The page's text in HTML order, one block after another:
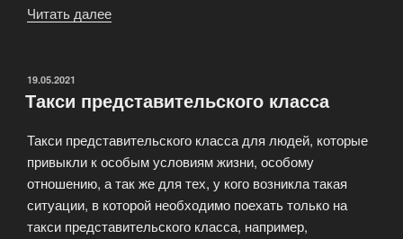
Читать далее
в
ОПУБЛИКОВАНО
19.05.2021
Такси представительского класса
Такси представительского класса для людей, которые
привыкли к особым условиям жизни, особому
отношению, а так же для тех, у кого возникла такая
ситуации, в которой необходимо поехать только на
такси представительского класса, например,